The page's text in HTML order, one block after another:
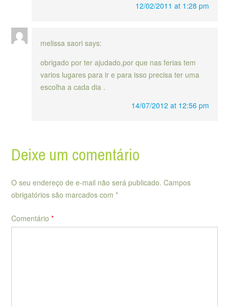
12/02/2011 at 1:28 pm
melissa saori says:
obrigado por ter ajudado,por que nas ferias tem
varios lugares para ir e para isso precisa ter uma
escolha a cada dia .
14/07/2012 at 12:56 pm
Deixe um comentário
O seu endereço de e-mail não será publicado. Campos
obrigatórios são marcados com *
Comentário *